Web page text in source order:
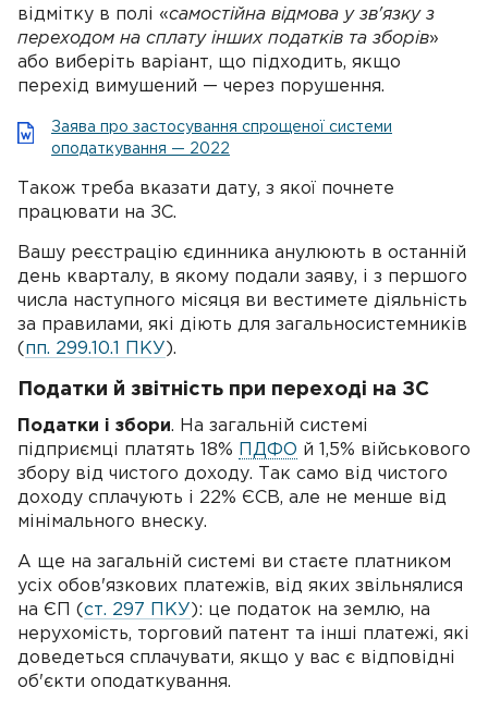
відмітку в полі «самостійна відмова у зв'язку з
переходом на сплату інших податків та зборів»
або виберіть варіант, що підходить, якщо
перехід вимушений — через порушення.
Заява про застосування спрощеної системи
оподаткування — 2022
Також треба вказати дату, з якої почнете
працювати на ЗС.
Вашу реєстрацію єдинника анулюють в останній
день кварталу, в якому подали заяву, і з першого
числа наступного місяця ви вестимете діяльність
за правилами, які діють для загальносистемників
( пп. 299.10.1 ПКУ).
Податки й звітність при переході на ЗС
Податки і збори. На загальній системі
підприємці платять 18% ПДФО й 1,5% військового
збору від чистого доходу. Так само від чистого
доходу сплачують і 22% ЄСВ, але не менше від
мінімального внеску.
А ще на загальній системі ви стаєте платником
усіх обов'язкових платежів, від яких звільнялися
на ЄП (ст. 297 ПКУ): це податок на землю, на
нерухомість, торговий патент та інші платежі, які
доведеться сплачувати, якщо у вас є відповідні
об'єкти оподаткування.